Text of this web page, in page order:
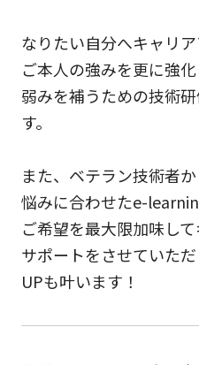
なりたい自分へキャリ
ご本人の強みを更に強化
弱みを補うための技術
す。
また、ベテラン技術者
悩みに合わせたe-
ご希望を最大限加味し
サポートをさせていた
UPも叶います！